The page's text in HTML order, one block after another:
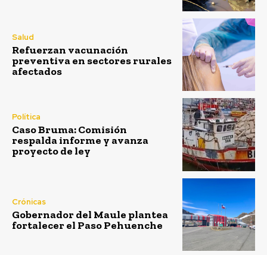
Salud
Refuerzan vacunación
preventiva en sectores rurales
afectados
Política
Caso Bruma: Comisión
respalda informe y avanza
proyecto de ley
Crónicas
Gobernador del Maule plantea
fortalecer el Paso Pehuenche